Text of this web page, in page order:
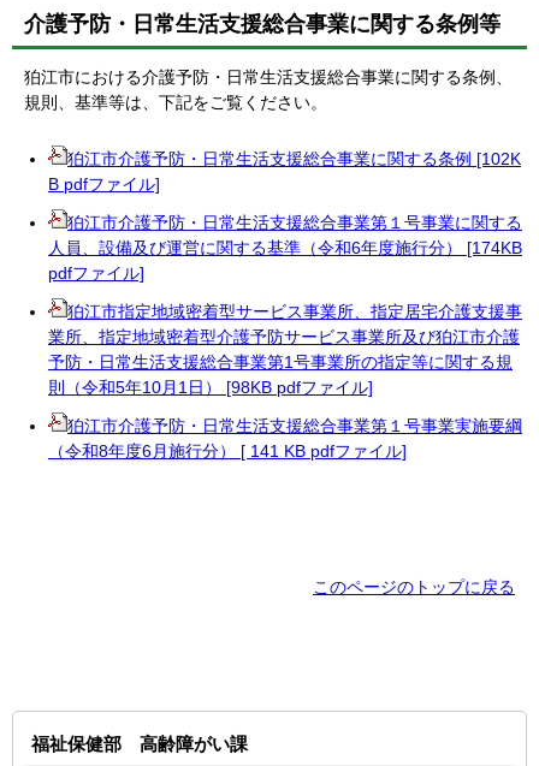
介護予防・日常生活支援総合事業に関する条例等
狛江市における介護予防・日常生活支援総合事業に関する条例、
規則、基準等は、下記をご覧ください。
狛江市介護予防・日常生活支援総合事業に関する条例 [102K
B pdfファイル]
狛江市介護予防・日常生活支援総合事業第１号事業に関する
人員、設備及び運営に関する基準（令和6年度施行分） [174KB
pdfファイル]
狛江市指定地域密着型サービス事業所、指定居宅介護支援事
業所、指定地域密着型介護予防サービス事業所及び狛江市介護
予防・日常生活支援総合事業第1号事業所の指定等に関する規
則（令和5年10月1日） [98KB pdfファイル]
狛江市介護予防・日常生活支援総合事業第１号事業実施要綱
（令和8年度6月施行分） [ 141 KB pdfファイル]
このページのトップに戻る
福祉保健部 高齢障がい課